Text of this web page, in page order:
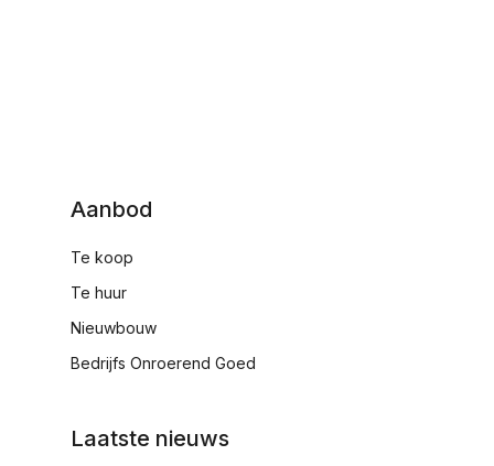
Aanbod
Te koop
Te huur
Nieuwbouw
Bedrijfs Onroerend Goed
Laatste nieuws